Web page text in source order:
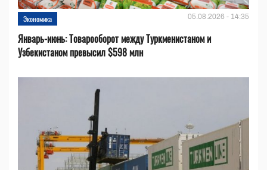
Экономика 05.08.2026 - 14:35
Январь-июнь: Товарооборот между Туркменистаном и
Узбекистаном превысил $598 млн